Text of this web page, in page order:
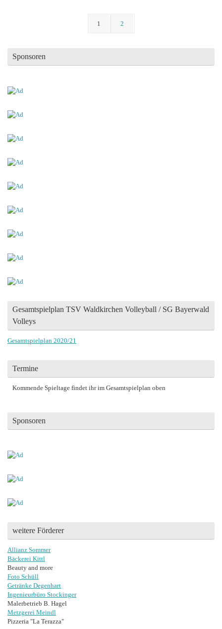
1 2
Sponsoren
Gesamtspielplan TSV Waldkirchen Volleyball / SG Bayerwald
Volleys
Gesamtspielplan 2020/21
Termine
Kommende Spieltage findet ihr im Gesamtspielplan oben
Sponsoren
weitere Förderer
Allianz Sommer
Bäckerei Kittl
Beauty and more
Foto Schüll
Getränke Degenhart
Ingenieurbüro Stockinger
Malerbetrieb B. Hagel
Metzgerei Meindl
Pizzeria "La Terazza"